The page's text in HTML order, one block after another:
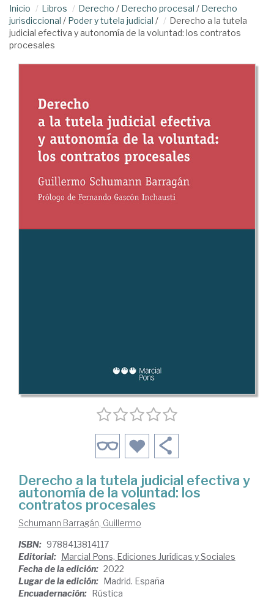
Inicio Libros Derecho / Derecho procesal / Derecho
jurisdiccional / Poder y tutela judicial /
Derecho a la tutela
judicial efectiva y autonomía de la voluntad: los contratos
procesales
Derecho a la tutela judicial efectiva y
autonomía de la voluntad: los
contratos procesales
Schumann Barragán, Guillermo
ISBN: 9788413814117
Editorial: Marcial Pons, Ediciones Jurídicas y Sociales
Fecha de la edición: 2022
Lugar de la edición: Madrid. España
Encuadernación: Rústica